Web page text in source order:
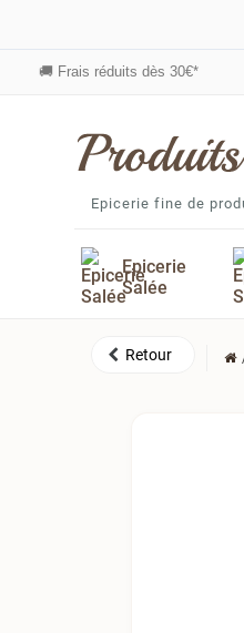
🚚 Frais réduits dès 30€*
Epicerie fine de
Epicerie
Salée